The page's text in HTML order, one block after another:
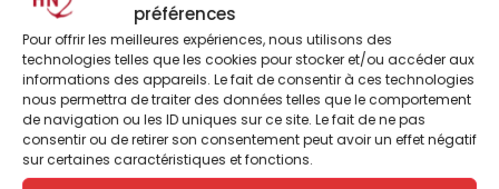
préférences
Pour offrir les meilleures expériences, nous utilisons des
technologies telles que les cookies pour stocker et/ou accéder aux
informations des appareils. Le fait de consentir à ces technologies
nous permettra de traiter des données telles que le comportement
de navigation ou les ID uniques sur ce site. Le fait de ne pas
consentir ou de retirer son consentement peut avoir un effet négatif
sur certaines caractéristiques et fonctions.
Insolite !
Jusqu’au 23 janvier 2023.